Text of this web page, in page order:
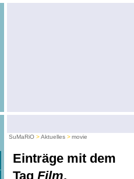
SuMaRiO Aktuelles movie
Einträge mit dem
Tag Film.